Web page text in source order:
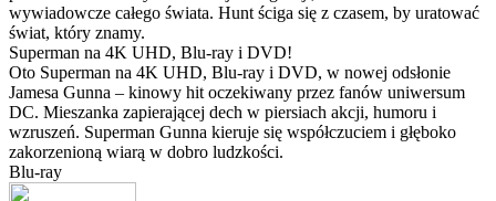
wywiadowcze całego świata. Hunt ściga się z czasem, by uratować
świat, który znamy.
Superman na 4K UHD, Blu-ray i DVD!
Oto Superman na 4K UHD, Blu-ray i DVD, w nowej odsłonie
Jamesa Gunna – kinowy hit oczekiwany przez fanów uniwersum
DC. Mieszanka zapierającej dech w piersiach akcji, humoru i
wzruszeń. Superman Gunna kieruje się współczuciem i głęboko
zakorzenioną wiarą w dobro ludzkości.
Blu-ray